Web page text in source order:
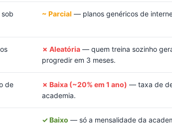
~ Parcial — planos genéricos de
✗ Aleatória — quem treina sozinho
progredir em 3 meses.
de
✗ Baixa (~20% em 1 ano) — taxa de
academia.
✓ Baixo — só a mensalidade da